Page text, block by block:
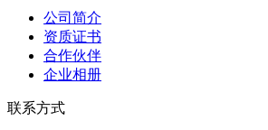
公司简介
资质证书
合作伙伴
企业相册
联系方式